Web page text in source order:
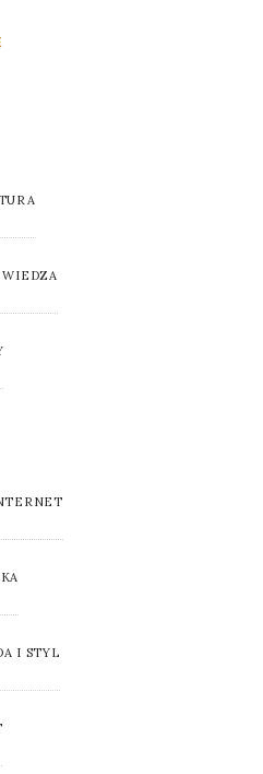
WIEDZA
I STYL